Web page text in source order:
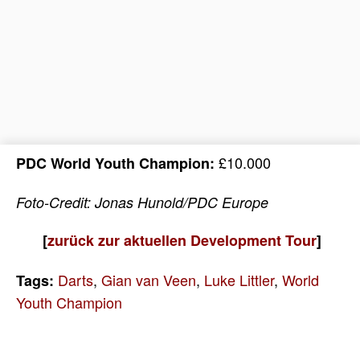
PDC World Youth Champion: £10.000
Foto-Credit: Jonas Hunold/PDC Europe
[zurück zur aktuellen Development Tour]
Tags: Darts, Gian van Veen, Luke Littler, World
Youth Champion